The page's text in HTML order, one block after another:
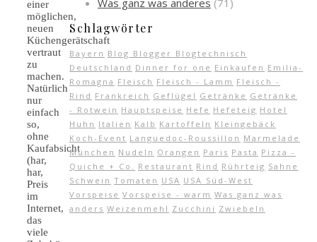
einer
möglichen,
neuen
Küchengerätschaft
vertraut
zu
machen.
Natürlich
nur
einfach
so,
ohne
Kaufabsicht
(har,
har,
Preis
im
Internet,
das
viele
Was ganz was anderes (71)
Schlagwörter
Bayern Blog Blogger Blogtechnisch
Deutschland Dinner for one Einkaufen Emilia-
Romagna Fleisch Fleisch - Lamm Fleisch -
Rind Frankreich Geflügel Getränke Getränke
- Rotwein Hauptspeise Hefe Hefeteig Hotel
Huhn Italien Kalb Kartoffeln Kleingebäck
Koch-Event Languedoc-Roussillon Marmelade
München Nudeln Orangen Paris Pasta Pizza -
Quiche + Co.
Restaurant Rind Rührteig Sahne
Schwein Tomaten USA USA Süd-West
Vorspeise Vorspeise - warm Was ganz was
anders Weizenmehl Zucchini Zwiebeln